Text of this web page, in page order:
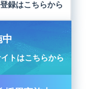
録はこちらから
中
トはこちらから